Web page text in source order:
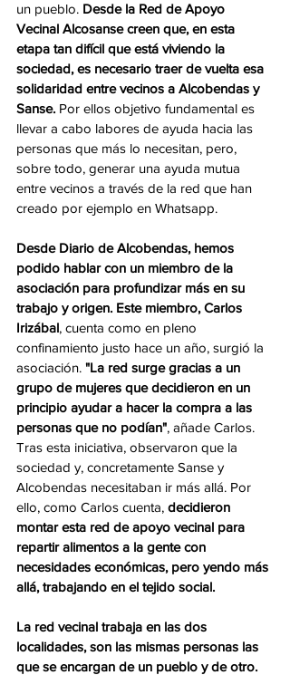
un pueblo. Desde la Red de Apoyo
Vecinal Alcosanse creen que, en esta
etapa tan difícil que está viviendo la
sociedad, es necesario traer de vuelta esa
solidaridad entre vecinos a Alcobendas y
Sanse. Por ellos objetivo fundamental es
llevar a cabo labores de ayuda hacia las
personas que más lo necesitan, pero,
sobre todo, generar una ayuda mutua
entre vecinos a través de la red que han
creado por ejemplo en Whatsapp.
Desde Diario de Alcobendas, hemos
podido hablar con un miembro de la
asociación para profundizar más en su
trabajo y origen. Este miembro, Carlos
Irizábal, cuenta como en pleno
confinamiento justo hace un año, surgió la
asociación. "La red surge gracias a un
grupo de mujeres que decidieron en un
principio ayudar a hacer la compra a las
personas que no podían", añade Carlos.
Tras esta iniciativa, observaron que la
sociedad y, concretamente Sanse y
Alcobendas necesitaban ir más allá. Por
ello, como Carlos cuenta, decidieron
montar esta red de apoyo vecinal para
repartir alimentos a la gente con
necesidades económicas, pero yendo más
allá, trabajando en el tejido social.
La red vecinal trabaja en las dos
localidades, son las mismas personas las
que se encargan de un pueblo y de otro.